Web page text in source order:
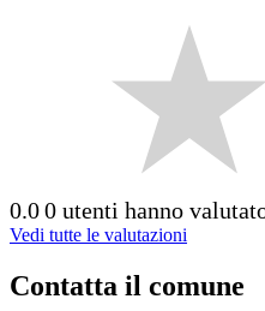
0.00 utenti hanno
Vedi tutte le valutazioni
Contatta il comune